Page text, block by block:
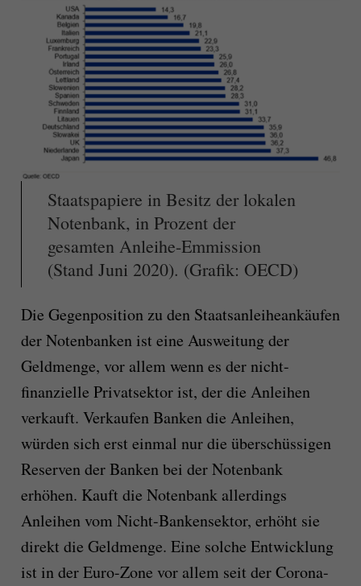
Staatspapiere in Besitz der lokalen
Notenbank, in Prozent der
gesamten Anleihe-Emmission
(Stand Juni 2020). (Grafik: OECD)
Die Gegenposition zu den Staatsanleiheankäufen
der Notenbanken ist eine Ausweitung der
Geldmenge, vor allem wenn es der nicht-
finanzielle Privatsektor ist, der die Anleihen
verkauft. Verkaufen Banken die Anleihen,
würden sich erst einmal nur die überschüssigen
Reserven der Banken bei der Notenbank
erhöhen. Kauft die Notenbank allerdings
Anleihen vom Nicht-Bankensektor, erhöht sie
direkt die Geldmenge. Eine solche Entwicklung
ist in der Euro-Zone vor allem seit der Corona-